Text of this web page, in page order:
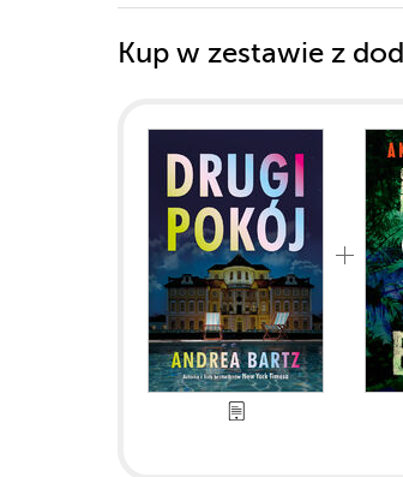
Kup w zestawie z